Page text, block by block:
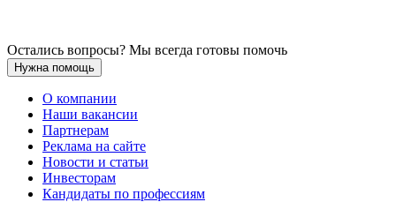
Остались вопросы? Мы всегда готовы помочь
Нужна помощь
О компании
Наши вакансии
Партнерам
Реклама на сайте
Новости и статьи
Инвесторам
Кандидаты по профессиям